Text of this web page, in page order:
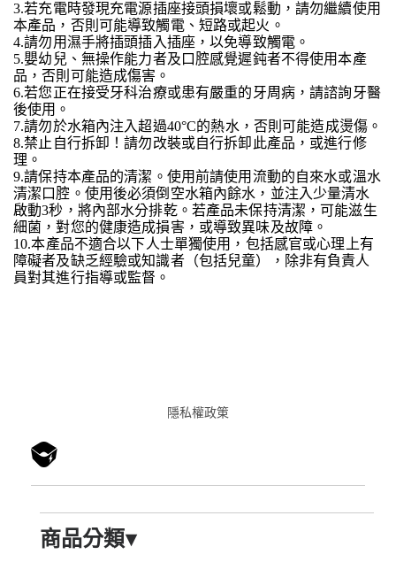
3.若充電時發現充電源插座接頭損壞或鬆動，請勿繼續使用
本產品，否則可能導致觸電、短路或起火。
4.請勿用濕手將插頭插入插座，以免導致觸電。
5.嬰幼兒、無操作能力者及口腔感覺遲鈍者不得使用本產
品，否則可能造成傷害。
6.若您正在接受牙科治療或患有嚴重的牙周病，請諮詢牙醫
後使用。
7.請勿於水箱內注入超過40°C的熱水，否則可能造成燙傷。
8.禁止自行拆卸！請勿改裝或自行拆卸此產品，或進行修
理。
9.請保持本產品的清潔。使用前請使用流動的自來水或溫水
清潔口腔。使用後必須倒空水箱內餘水，並注入少量清水
啟動3秒，將內部水分排乾。若產品未保持清潔，可能滋生
細菌，對您的健康造成損害，或導致異味及故障。
10.本產品不適合以下人士單獨使用，包括感官或心理上有
障礙者及缺乏經驗或知識者（包括兒童），除非有負責人
員對其進行指導或監督。
隱私權政䇿
商品分類▾